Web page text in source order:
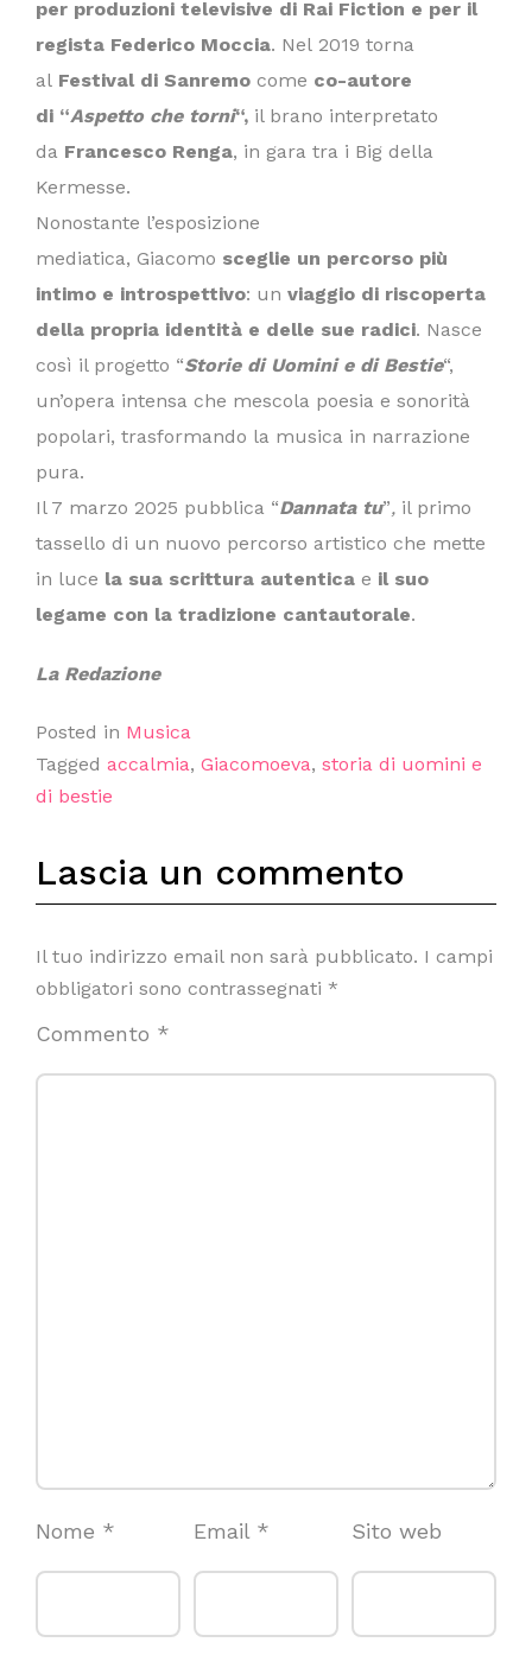
per produzioni televisive di Rai Fiction e per il
regista Federico Moccia. Nel 2019 torna
al Festival di Sanremo come co-autore
di “Aspetto che torni“, il brano interpretato
da Francesco Renga, in gara tra i Big della
Kermesse.
Nonostante l’esposizione
mediatica, Giacomo sceglie un percorso più
intimo e introspettivo: un viaggio di riscoperta
della propria identità e delle sue radici. Nasce
così il progetto “Storie di Uomini e di Bestie“,
un’opera intensa che mescola poesia e sonorità
popolari, trasformando la musica in narrazione
pura.
Il 7 marzo 2025 pubblica “Dannata tu”, il primo
tassello di un nuovo percorso artistico che mette
in luce la sua scrittura autentica e il suo
legame con la tradizione cantautorale.
La Redazione
Posted in Musica
Tagged accalmia, Giacomoeva, storia di uomini e
di bestie
Lascia un commento
Il tuo indirizzo email non sarà pubblicato. I campi
obbligatori sono contrassegnati *
Commento *
Nome * Email * Sito web